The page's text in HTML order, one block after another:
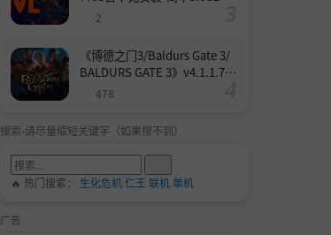
2
《博德之门3/Baldurs Gate 3/
BALDURS GATE 3》v4.1.1.739
8727-Build 24532579官中免安
478
搜索-请尽量缩短关键字（如果搜不到）
🔥 热门搜索： 生化危机仁王 联机单机
广告